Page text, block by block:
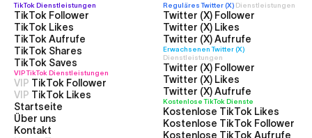
Startseite
Über uns
Kontakt
TikTok Dienstleistungen
TikTok Follower
TikTok Likes
TikTok Aufrufe
TikTok Shares
TikTok Saves
VIP TikTok Dienstleistungen
VIP TikTok Follower
VIP TikTok Likes
Reguläres Twitter (X) Dienstleistungen
Twitter (X) Follower
Twitter (X) Likes
Twitter (X) Aufrufe
Erwachsenen Twitter (X)
Dienstleistungen
Twitter (X) Follower
Twitter (X) Likes
Twitter (X) Aufrufe
Kostenlose TikTok Dienste
Kostenlose TikTok Likes
Kostenlose TikTok Follower
Kostenlose TikTok Aufrufe